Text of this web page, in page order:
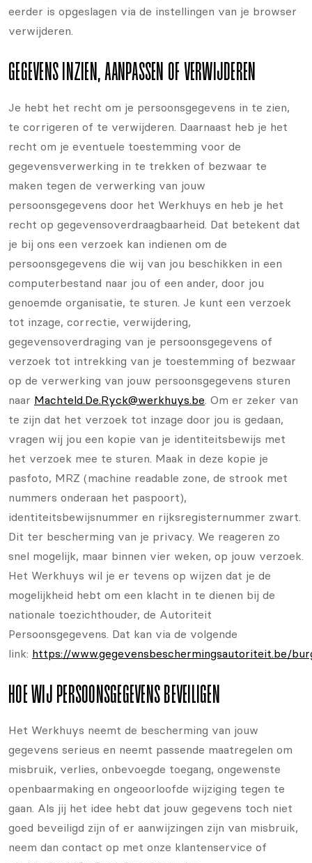
eerder is opgeslagen via de instellingen van je browser
verwijderen.
GEGEVENS INZIEN, AANPASSEN OF VERWIJDEREN
Je hebt het recht om je persoonsgegevens in te zien,
te corrigeren of te verwijderen. Daarnaast heb je het
recht om je eventuele toestemming voor de
gegevensverwerking in te trekken of bezwaar te
maken tegen de verwerking van jouw
persoonsgegevens door het Werkhuys en heb je het
recht op gegevensoverdraagbaarheid. Dat betekent dat
je bij ons een verzoek kan indienen om de
persoonsgegevens die wij van jou beschikken in een
computerbestand naar jou of een ander, door jou
genoemde organisatie, te sturen. Je kunt een verzoek
tot inzage, correctie, verwijdering,
gegevensoverdraging van je persoonsgegevens of
verzoek tot intrekking van je toestemming of bezwaar
op de verwerking van jouw persoonsgegevens sturen
naar Machteld.De.Ryck@werkhuys.be. Om er zeker van
te zijn dat het verzoek tot inzage door jou is gedaan,
vragen wij jou een kopie van je identiteitsbewijs met
het verzoek mee te sturen. Maak in deze kopie je
pasfoto, MRZ (machine readable zone, de strook met
nummers onderaan het paspoort),
identiteitsbewijsnummer en rijksregisternummer zwart.
Dit ter bescherming van je privacy. We reageren zo
snel mogelijk, maar binnen vier weken, op jouw verzoek.
Het Werkhuys wil je er tevens op wijzen dat je de
mogelijkheid hebt om een klacht in te dienen bij de
nationale toezichthouder, de Autoriteit
Persoonsgegevens. Dat kan via de volgende
link: https://www.gegevensbeschermingsautoriteit.be/
HOE WIJ PERSOONSGEGEVENS BEVEILIGEN
Het Werkhuys neemt de bescherming van jouw
gegevens serieus en neemt passende maatregelen om
misbruik, verlies, onbevoegde toegang, ongewenste
openbaarmaking en ongeoorloofde wijziging tegen te
gaan. Als jij het idee hebt dat jouw gegevens toch niet
goed beveiligd zijn of er aanwijzingen zijn van misbruik,
neem dan contact op met onze klantenservice of